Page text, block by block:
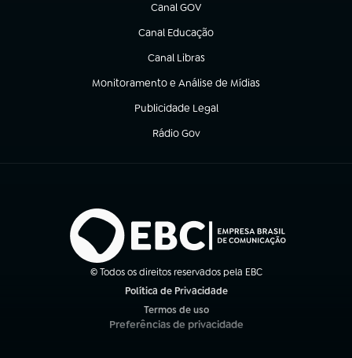
Canal GOV
(abre em nova aba)
Canal Educação
(abre em nova aba)
Canal Libras
(abre em nova aba)
Monitoramento e Análise de Mídias
(abre em nova aba)
Publicidade Legal
(abre em nova aba)
Rádio Gov
(abre em nova aba)
© Todos os direitos reservados pela EBC
Política de Privacidade
Termos de uso
(abre em nova aba)
Preferências de privacidade